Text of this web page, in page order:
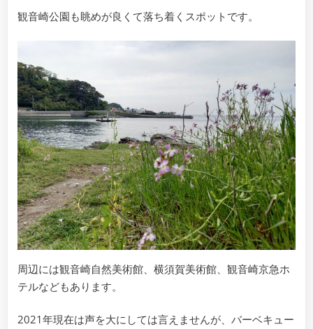
観音崎公園も眺めが良くて落ち着くスポットです。
周辺には観音崎自然美術館、横須賀美術館、観音崎京急ホ
テルなどもあります。
2021年現在は声を大にしては言えませんが、バーベキュー